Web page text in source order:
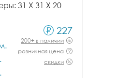
31 X 31 X 20
227
200+ в наличии
розничная цена
скидки